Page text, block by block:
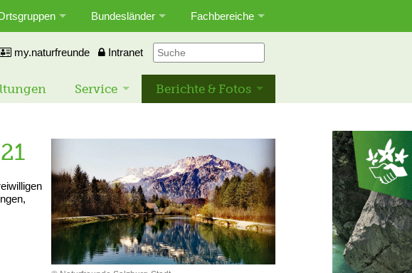
Bundesländer Fachbereiche
my.naturfreunde Intranet
Service Berichte & Fotos